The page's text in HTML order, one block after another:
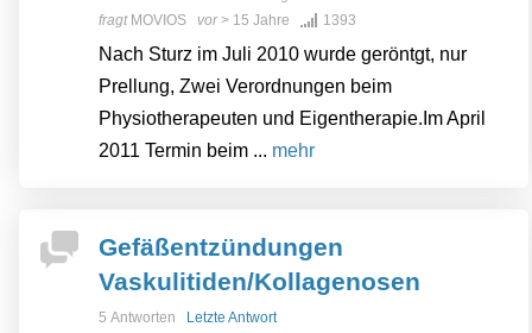
fragt MOVIOS vor> 15 Jahre 1393
Nach Sturz im Juli 2010 wurde geröntgt, nur
Prellung, Zwei Verordnungen beim
Physiotherapeuten und Eigentherapie.Im April
2011 Termin beim ... mehr
Gefäßentzündungen
Vaskulitiden/Kollagenosen
5 Antworten
Letzte Antwort